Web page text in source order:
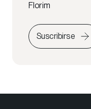
Florim
Suscribirse